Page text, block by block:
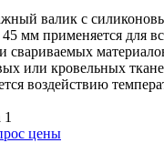
валик с
мм применяется для
свариваемых
или кровельных
воздействию
1
цены